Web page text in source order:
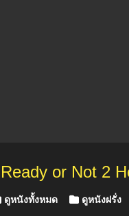
Ready or Not 2
ดูหนังทั้งหมด ดูหนังฝรั่ง